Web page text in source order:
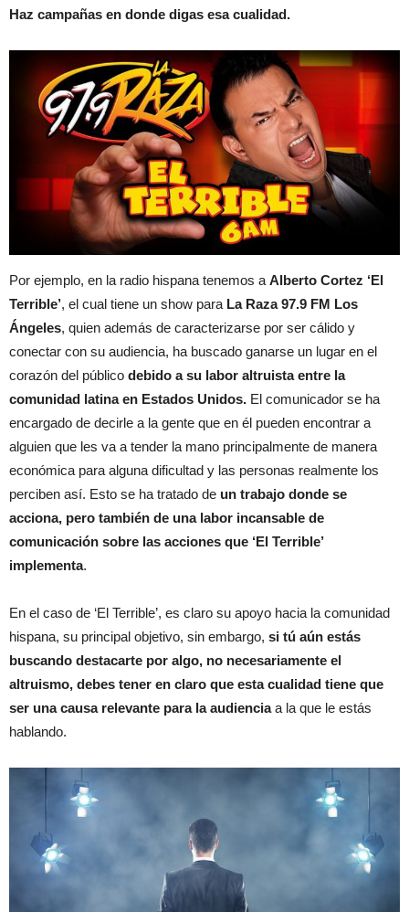
Haz campañas en donde digas esa cualidad.
Por ejemplo, en la radio hispana tenemos a Alberto Cortez ‘El
Terrible’, el cual tiene un show para La Raza 97.9 FM Los
Ángeles, quien además de caracterizarse por ser cálido y
conectar con su audiencia, ha buscado ganarse un lugar en el
corazón del público debido a su labor altruista entre la
comunidad latina en Estados Unidos. El comunicador se ha
encargado de decirle a la gente que en él pueden encontrar a
alguien que les va a tender la mano principalmente de manera
económica para alguna dificultad y las personas realmente los
perciben así. Esto se ha tratado de un trabajo donde se
acciona, pero también de una labor incansable de
comunicación sobre las acciones que ‘El Terrible’
implementa.
En el caso de ‘El Terrible’, es claro su apoyo hacia la comunidad
hispana, su principal objetivo, sin embargo, si tú aún estás
buscando destacarte por algo, no necesariamente el
altruismo, debes tener en claro que esta cualidad tiene que
ser una causa relevante para la audienciaa la que le estás
hablando.